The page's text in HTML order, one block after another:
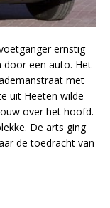
ernstig
door een auto. Het
met
uit Heeten wilde
over het hoofd.
De arts ging
de toedracht van